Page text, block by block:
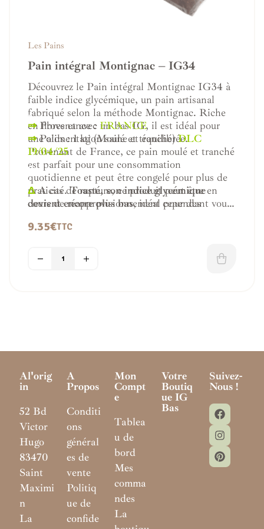
Les Pains
Pain intégral Montignac – IG34
Découvrez le Pain intégral Montignac IG34 à
faible indice glycémique, un pain artisanal
fabriqué selon la méthode Montignac. Riche
en fibres et avec un bas IG, il est idéal pour
une alimentation saine et équilibrée.
Provenant de France, ce pain moulé et tranché
est parfait pour une consommation
quotidienne et peut être congelé pour plus de
praticité.Toasté, son indice glycémique
devient encore plus bas, idéal pour des
.
⇒Provenance :FRANCE
⇒Poids : 1 kg (Moulé et tranché)DLC
19/04/25
..
.
ΔA cas de rupture, ce produit peut être en
cours de réapprovisionnement cependant vous
réserver et le recevoir dès son arrivée.
9.35€TTC
Al'orig
In
52 Bd
Victor
Hugo
83470
Saint
Maximi
n
La
A
Propos
Conditi
ons
général
es de
vente
Politiq
ue de
confide
Mon
Compt
E
Tablea
u de
bord
Mes
comma
ndes
La
Votre
Boutiq
Ue IG
Bas
Suivez-
Nous !